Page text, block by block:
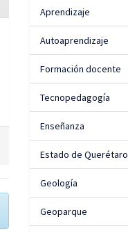
Aprendizaje
Autoaprendizaje
Formación docente
Tecnopedagogía
Enseñanza
Estado de Querétaro
Geología
Geoparque